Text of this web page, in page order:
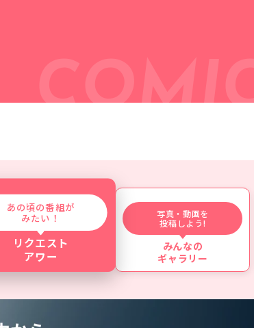
あの頃の番組が
みたい！
リクエスト
アワー
写真・動画を
投稿しよう!
みんなの
ギャラリー